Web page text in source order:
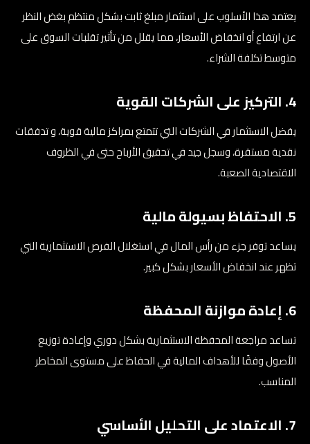
يعتمد هذا الأسلوب على استثمار مبلغ ثابت بشكل منتظم بغض النظر
عن ارتفاع أو انخفاض الأسعار، مما يقلل من تأثير تقلبات السوق على
متوسط تكلفة الشراء.
4. التركيز على الشركات القوية
يفضل الاستثمار في الشركات التي تتمتع بمراكز مالية قوية، و تدفقات
نقدية مستقرة، وسجل جيد في تحقيق الأرباح حتى في الظروف
الاقتصادية الصعبة.
5. الاحتفاظ بسيولة مالية
يساعد توفر جزء من رأس المال في استغلال الفرص الاستثمارية التي
تظهر عند انخفاض الأسعار بشكل كبير.
6. إعادة موازنة المحفظة
تساعد مراجعة المحفظة الاستثمارية بشكل دوري وإعادة توزيع
الأصول وفقًا للأهداف المالية في الحفاظ على مستوى المخاطر
المناسب.
7. الاعتماد على التحليل الأساسي